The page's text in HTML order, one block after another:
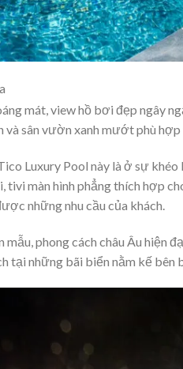
mát, view hồ bơi đẹp ngây
và sân vườn xanh mướt phù
Luxury Pool này là ở sự
tivi màn hình phẳng thích hợp
những nhu cầu của khách.
phong cách châu Âu hiện
tại những bãi biển nằm kế bên